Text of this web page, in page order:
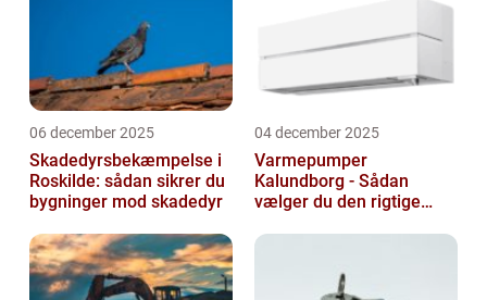
06 december 2025
Skadedyrsbekæmpelse i
Roskilde: sådan sikrer du
bygninger mod skadedyr
04 december 2025
Varmepumper
Kalundborg - Sådan
vælger du den rigtige